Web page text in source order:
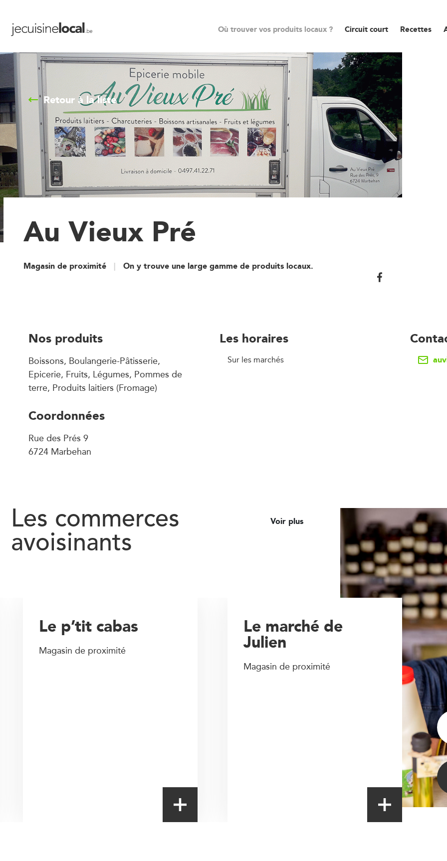
Où trouver vos produits locaux ? Circuit court Recettes
Retour à la liste
Au Vieux Pré
Magasin de proximité On y trouve une large gamme de produits locaux.
Nos produits
Boissons, Boulangerie-Pâtisserie,
Epicerie, Fruits, Légumes, Pommes de
terre, Produits laitiers (Fromage)
Les horaires
Sur les marchés
Coordonnées
Rue des Prés 9
6724 Marbehan
Les commerces
avoisinants
Voir plus
Le marché de
Julien
Magasin de proximité
Le p’tit cabas
Magasin de proximité